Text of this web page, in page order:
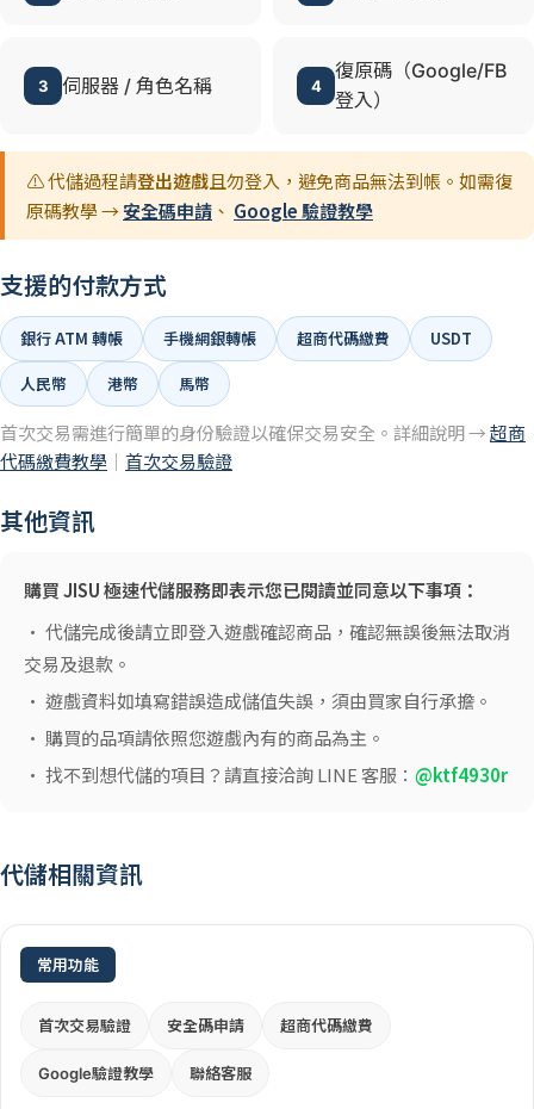
3 伺服器 / 角色名稱 4
復原碼（Google/FB
登入）
⚠️ 代儲過程請登出遊戲且勿登入，避免商品無法到帳。如需復
原碼教學 →安全碼申請 、 Google 驗證教學
支援的付款方式
銀行 ATM 轉帳 手機網銀轉帳 超商代碼繳費
USDT
人民幣
港幣 馬幣
首次交易需進行簡單的身份驗證以確保交易安全。詳細說明 →超商
代碼繳費教學 ｜ 首次交易驗證
其他資訊
購買 JISU 極速代儲服務即表示您已閱讀並同意以下事項：
• 代儲完成後請立即登入遊戲確認商品，確認無誤後無法取消
交易及退款。
• 遊戲資料如填寫錯誤造成儲值失誤，須由買家自行承擔。
• 購買的品項請依照您遊戲內有的商品為主。
• 找不到想代儲的項目？請直接洽詢 LINE 客服： @ktf4930r
代儲相關資訊
常用功能
首次交易驗證 安全碼申請 超商代碼繳費
Google驗證教學 聯絡客服